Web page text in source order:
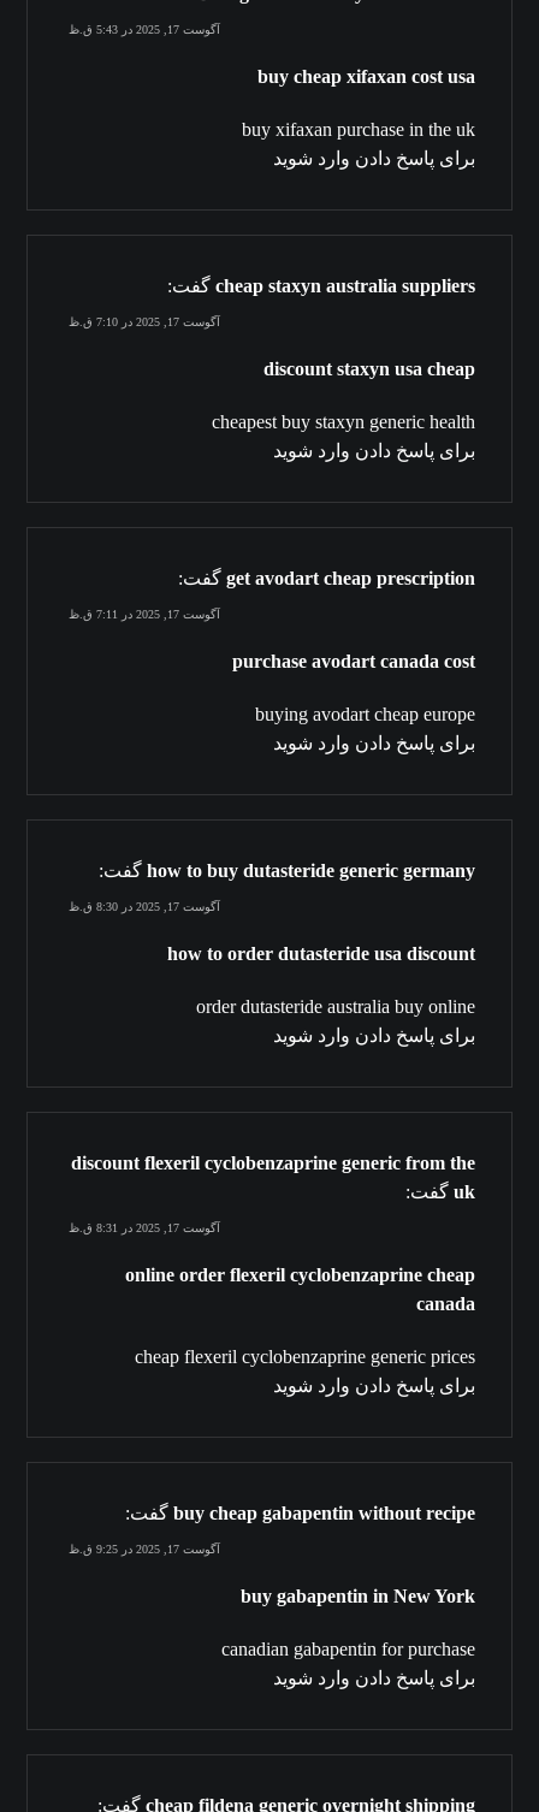
آگوست 17, 2025 در 5:43 ق.ظ
buy cheap xifaxan cost usa
buy xifaxan purchase in the uk
برای پاسخ دادن وارد شوید
cheap staxyn australia suppliers گفت:
آگوست 17, 2025 در 7:10 ق.ظ
discount staxyn usa cheap
cheapest buy staxyn generic health
برای پاسخ دادن وارد شوید
get avodart cheap prescription گفت:
آگوست 17, 2025 در 7:11 ق.ظ
purchase avodart canada cost
buying avodart cheap europe
برای پاسخ دادن وارد شوید
how to buy dutasteride generic germany گفت:
آگوست 17, 2025 در 8:30 ق.ظ
how to order dutasteride usa discount
order dutasteride australia buy online
برای پاسخ دادن وارد شوید
discount flexeril cyclobenzaprine generic from the
uk گفت:
آگوست 17, 2025 در 8:31 ق.ظ
online order flexeril cyclobenzaprine cheap
canada
cheap flexeril cyclobenzaprine generic prices
برای پاسخ دادن وارد شوید
buy cheap gabapentin without recipe گفت:
آگوست 17, 2025 در 9:25 ق.ظ
buy gabapentin in New York
canadian gabapentin for purchase
برای پاسخ دادن وارد شوید
cheap fildena generic overnight shipping گفت: